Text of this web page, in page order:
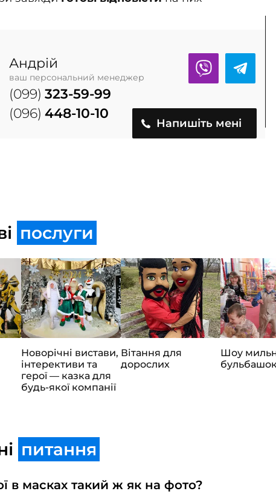
Андрій
ваш персональний менеджер
(099) 323-59-99
(096) 448-10-10
Напишіть мені
послуги
Новорічні вистави,
інтерективи та
герої — казка для
будь-якої компанії
Вітання для
дорослих
Шоу
питання
в масках такий ж як на фото?